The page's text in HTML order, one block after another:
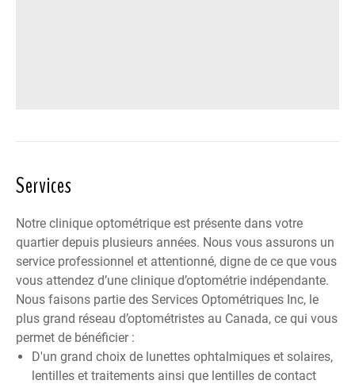
Services
Notre clinique optométrique est présente dans votre
quartier depuis plusieurs années. Nous vous assurons un
service professionnel et attentionné, digne de ce que vous
vous attendez d’une clinique d’optométrie indépendante.
Nous faisons partie des Services Optométriques Inc, le
plus grand réseau d’optométristes au Canada, ce qui vous
permet de bénéficier :
D'un grand choix de lunettes ophtalmiques et solaires,
lentilles et traitements ainsi que lentilles de contact